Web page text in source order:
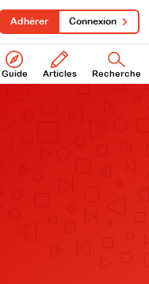
Guide Articles Recherche
Adhérer Connexion